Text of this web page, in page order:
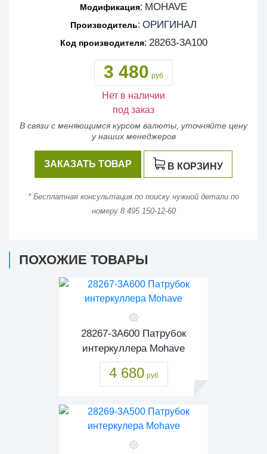
Модификация: MOHAVE
Производитель: ОРИГИНАЛ
Код производителя: 28263-3A100
3 480 руб
Нет в наличии
под заказ
В связи с меняющимся курсом валюты, уточняйте цену
у наших менеджеров
ЗАКАЗАТЬ ТОВАР В КОРЗИНУ
*Бесплатная консультация по поиску нужной детали по
номеру 8 495 150-12-60
ПОХОЖИЕ ТОВАРЫ
28267-3A600 Патрубок
интеркуллера Mohave
4 680 руб